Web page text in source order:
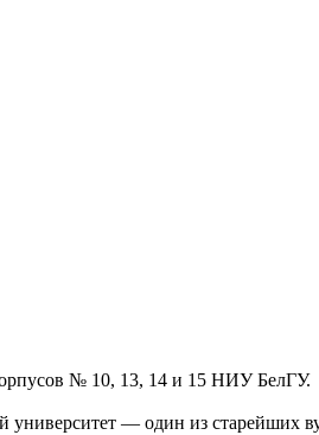
№ 10, 13, 14 и 15 НИУ БелГУ.
университет — один из старейших